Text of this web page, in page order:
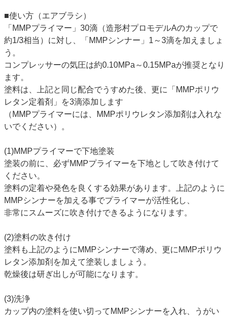
■使い方（エアブラシ）
「MMPプライマー」30滴（造形村プロモデルAのカップで
約1/3相当）に対し、「MMPシンナー」1～3滴を加えましょ
う。
コンプレッサーの気圧は約0.10MPa～0.15MPaが推奨となり
ます。
塗料は、上記と同じ配合でうすめた後、更に「MMPポリウ
レタン定着剤」を3滴添加します
（MMPプライマーには、MMPポリウレタン添加剤は入れな
いでください）。
(1)MMPプライマーで下地塗装
塗装の前に、必ずMMPプライマーを下地として吹き付けて
ください。
塗料の定着や発色を良くする効果があります。上記のように
MMPシンナーを加える事でプライマーが活性化し、
非常にスムーズに吹き付けできるようになります。
(2)塗料の吹き付け
塗料も上記のようにMMPシンナーで薄め、更にMMPポリウ
レタン添加剤を加えて塗装しましょう。
乾燥後は研ぎ出しが可能になります。
(3)洗浄
カップ内の塗料を使い切ってMMPシンナーを入れ、うがい